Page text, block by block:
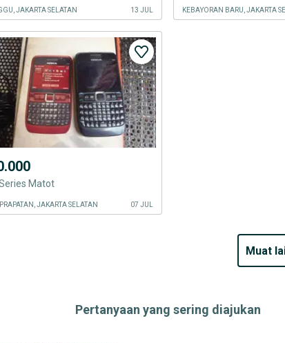
JAKARTA SELATAN 13 JUL KEBAYORAN BARU, JAKARTA
Series Matot
JAKARTA SELATAN 07 JUL
muat
Pertanyaan yang sering diajukan